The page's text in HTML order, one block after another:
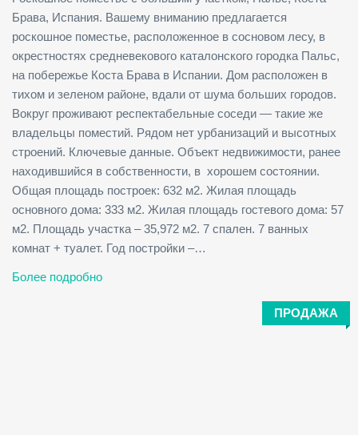
Брава, Испания. Вашему вниманию предлагается
роскошное поместье, расположенное в сосновом лесу, в
окрестностях средневекового каталонского городка Пальс,
на побережье Коста Брава в Испании. Дом расположен в
тихом и зеленом районе, вдали от шума больших городов.
Вокруг проживают респектабельные соседи — такие же
владельцы поместий. Рядом нет урбанизаций и высотных
строений. Ключевые данные. Объект недвижимости, ранее
находившийся в собственности, в хорошем состоянии.
Общая площадь построек: 632 м2. Жилая площадь
основного дома: 333 м2. Жилая площадь гостевого дома: 57
м2. Площадь участка – 35,972 м2. 7 спален. 7 ванных
комнат + туалет. Год постройки –…
Более подробно
ПРОДАЖА